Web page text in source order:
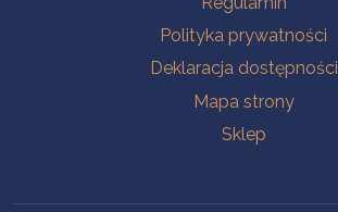
Polityka prywatności
Deklaracja dostępności
Mapa strony
Sklep